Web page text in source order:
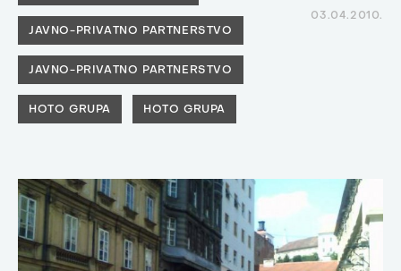
JAVNO-PRIVATNO PARTNERSTVO
JAVNO-PRIVATNO PARTNERSTVO
HOTO GRUPA HOTO GRUPA
03.04.2010.